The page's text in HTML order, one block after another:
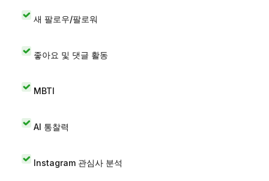
새 팔로우/팔로워
좋아요 및 댓글 활동
MBTI
AI 통찰력
Instagram 관심사 분석